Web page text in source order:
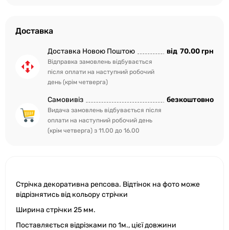
Доставка
Доставка Новою Поштою
Відправка замовлень відбувається
після оплати на наступний робочий
день (крім четверга)
від 70.00 грн
Самовивіз
Видача замовлень відбувається після
оплати на наступний робочий день
(крім четверга) з 11.00 до 16.00
безкоштовно
Стрічка декоративна репсова. Відтінок на фото може
відрізнятись від кольору стрічки
Ширина стрічки 25 мм.
Поставляється відрізками по 1м., цієї довжини